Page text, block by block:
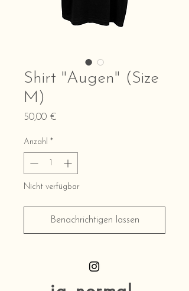
Shirt "Augen" (Size
M)
50,00 €
Anzahl *
Nicht verfügbar
Benachrichtigen lassen